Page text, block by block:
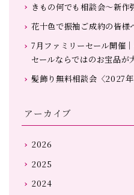
きもの何でも相談会～新作
花十色で振袖ご成約の皆様
7月ファミリーセール開催
セールならではのお宝品が
髪飾り無料相談会〈2027年
アーカイブ
2026
2025
2024